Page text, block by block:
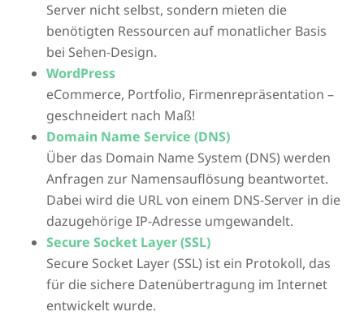
Server nicht selbst, sondern mieten die
benötigten Ressourcen auf monatlicher Basis
bei Sehen-Design.
WordPress
eCommerce, Portfolio, Firmenrepräsentation –
geschneidert nach Maß!
Domain Name Service (DNS)
Über das Domain Name System (DNS) werden
Anfragen zur Namensauflösung beantwortet.
Dabei wird die URL von einem DNS-Server in die
dazugehörige IP-Adresse umgewandelt.
Secure Socket Layer (SSL)
Secure Socket Layer (SSL) ist ein Protokoll, das
für die sichere Datenübertragung im Internet
entwickelt wurde.